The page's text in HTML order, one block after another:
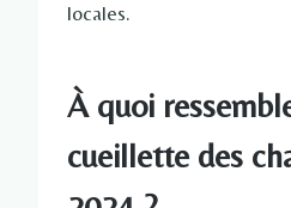
locales.
À quoi
cueillette des